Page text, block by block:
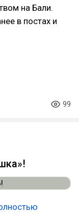
на Бали.
в постах и
99